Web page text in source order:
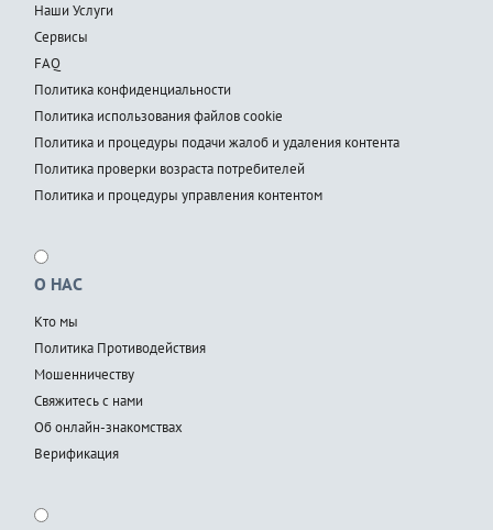
Наши Услуги
Сервисы
FAQ
Политика конфиденциальности
Политика использования файлов cookie
Политика и процедуры подачи жалоб и удаления контента
Политика проверки возраста потребителей
Политика и процедуры управления контентом
О НАС
Кто мы
Политика Противодействия
Мошенничеству
Свяжитесь с нами
Об онлайн-знакомствах
Верификация